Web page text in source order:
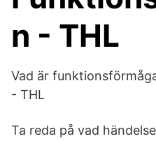
n - THL
Vad är
- THL
Ta reda på vad